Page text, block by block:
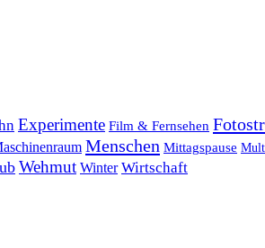
Experimente Film & Fernsehen
Menschen Mittagspause
Wehmut Winter Wirtschaft